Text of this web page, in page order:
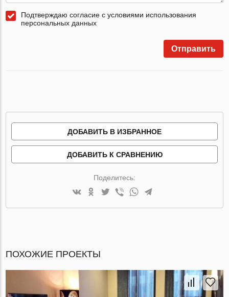
Подтверждаю согласие с условиями использования
персональных данных
Отправить
ДОБАВИТЬ В ИЗБРАННОЕ
ДОБАВИТЬ К СРАВНЕНИЮ
Поделитесь:
ПОХОЖИЕ ПРОЕКТЫ